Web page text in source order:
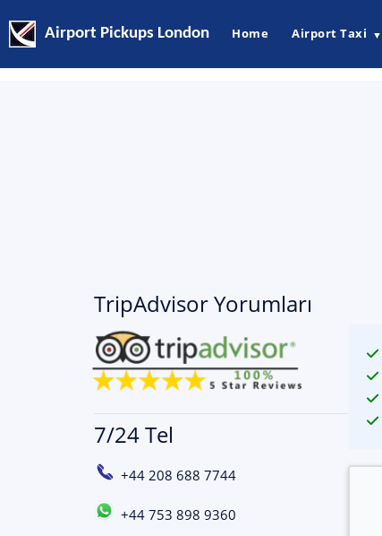
Airport Pickups London Home Airport Taxi ▼
TripAdvisor Yorumları
7/24 Tel
+44 208 688 7744
+44 753 898 9360